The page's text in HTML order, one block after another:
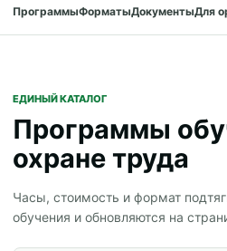
ПрограммыФорматыДокументыДля
ЕДИНЫЙ КАТАЛОГ
Программы
охране труда
Часы, стоимость и формат
обучения и обновляются на